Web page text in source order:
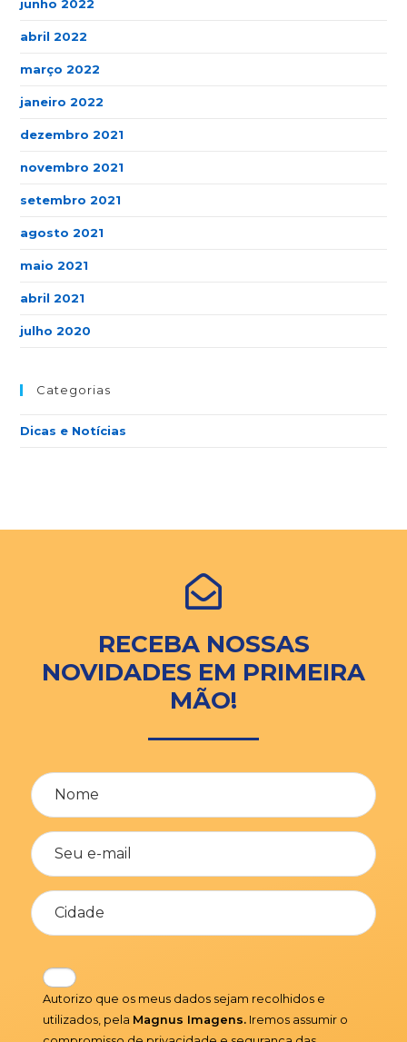
junho 2022
abril 2022
março 2022
janeiro 2022
dezembro 2021
novembro 2021
setembro 2021
agosto 2021
maio 2021
abril 2021
julho 2020
Categorias
Dicas e Notícias
RECEBA NOSSAS
NOVIDADES EM PRIMEIRA
MÃO!
Autorizo que os meus dados sejam recolhidos e
utilizados, pela Magnus Imagens.Iremos assumir o